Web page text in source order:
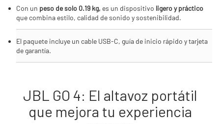
Con un peso de solo 0.19 kg, es un dispositivo ligero y práctico
que combina estilo, calidad de sonido y sostenibilidad.
El paquete incluye un cable USB-C, guía de inicio rápido y tarjeta
de garantía.
JBL GO 4: El altavoz portátil
que mejora tu experiencia